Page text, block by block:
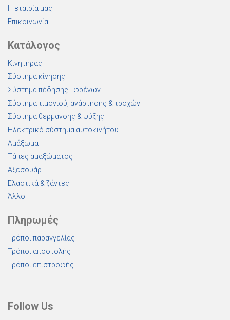
Η εταιρία μας
Επικοινωνία
Κατάλογος
Κινητήρας
Σύστημα κίνησης
Σύστημα πέδησης - φρένων
Σύστημα τιμονιού, ανάρτησης & τροχών
Σύστημα θέρμανσης & ψύξης
Ηλεκτρικό σύστημα αυτοκινήτου
Αμάξωμα
Τάπες αμαξώματος
Αξεσουάρ
Ελαστικά & ζάντες
Άλλο
Πληρωμές
Τρόποι παραγγελίας
Τρόποι αποστολής
Τρόποι επιστροφής
Follow Us